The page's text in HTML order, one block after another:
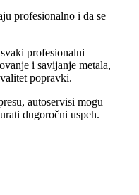
profesionalno i da se
profesionalni
i savijanje metala,
popravki.
autoservisi mogu
dugoročni uspeh.